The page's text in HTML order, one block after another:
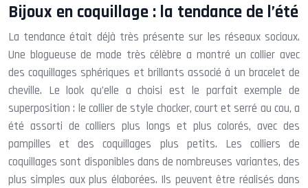
Bijoux en coquillage : la tendance de l’été
La tendance était déjà très présente sur les réseaux sociaux.
Une blogueuse de mode très célèbre a montré un collier avec
des coquillages sphériques et brillants associé à un bracelet de
cheville. Le look qu’elle a choisi est le parfait exemple de
superposition : le collier de style chocker, court et serré au cou, a
été assorti de colliers plus longs et plus colorés, avec des
pampilles et des coquillages plus petits. Les colliers de
coquillages sont disponibles dans de nombreuses variantes, des
plus simples aux plus élaborées. Ils peuvent être réalisés dans